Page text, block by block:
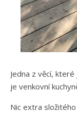
Jedna z věcí,
je venkovní
Nic extra